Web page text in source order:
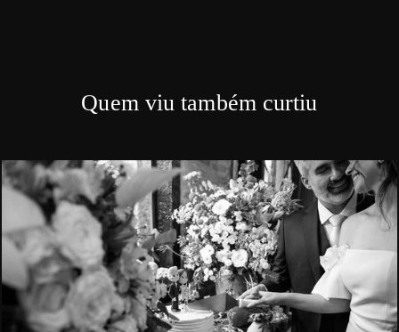
Quem viu também curtiu